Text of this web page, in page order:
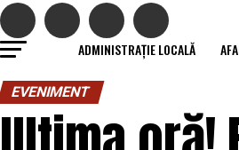
ADMINISTRAȚIE LOCALĂ
EVENIMENT